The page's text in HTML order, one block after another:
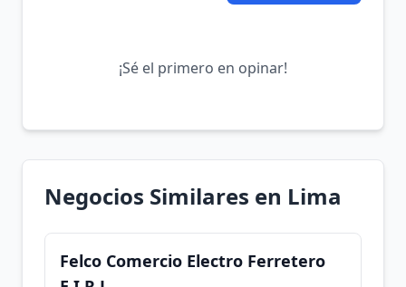
¡Sé el primero en opinar!
Negocios Similares en Lima
Felco Comercio Electro Ferretero